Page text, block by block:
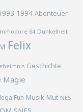
1994 Abenteuer
64 Dunkelheit
Felix
Geschichte
Magie
Fun Musik Mut NES